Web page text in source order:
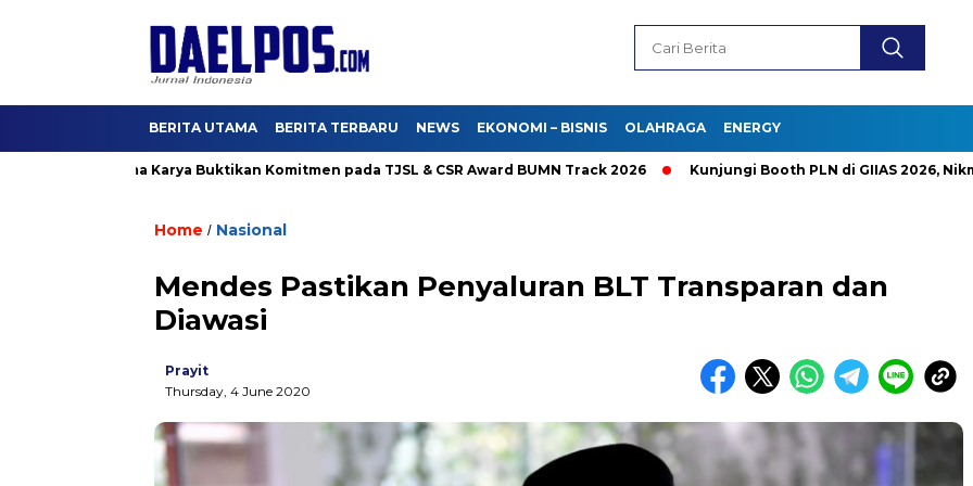
BERITA UTAMA BERITA TERBARU NEWS EKONOMI – BISNIS OLAHRAGA ENERGY
Hutama Karya Buktikan Komitmen pada TJSL & CSR Award BUMN Track 2026 Kunjungi Booth PLN di GIIAS 2026, Nikmati
Home / Nasional
Mendes Pastikan Penyaluran BLT Transparan dan
Diawasi
Prayit
Thursday, 4 June 2020